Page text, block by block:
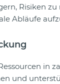
Risiken
Abläufe
in
und